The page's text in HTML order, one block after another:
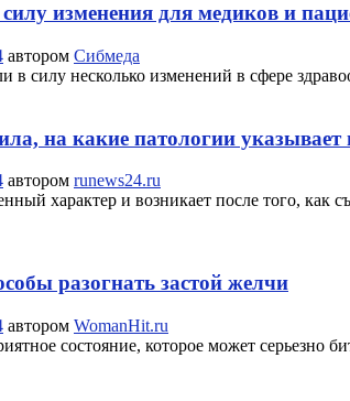
изменения для медиков и
автором Сибмеда
в силу несколько изменений в сфере
на какие патологии указывает
автором runews24.ru
характер и возникает после того, как
разогнать застой желчи
автором WomanHit.ru
состояние, которое может серьезно